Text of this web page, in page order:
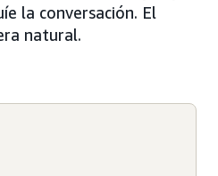
la conversación. El
natural.